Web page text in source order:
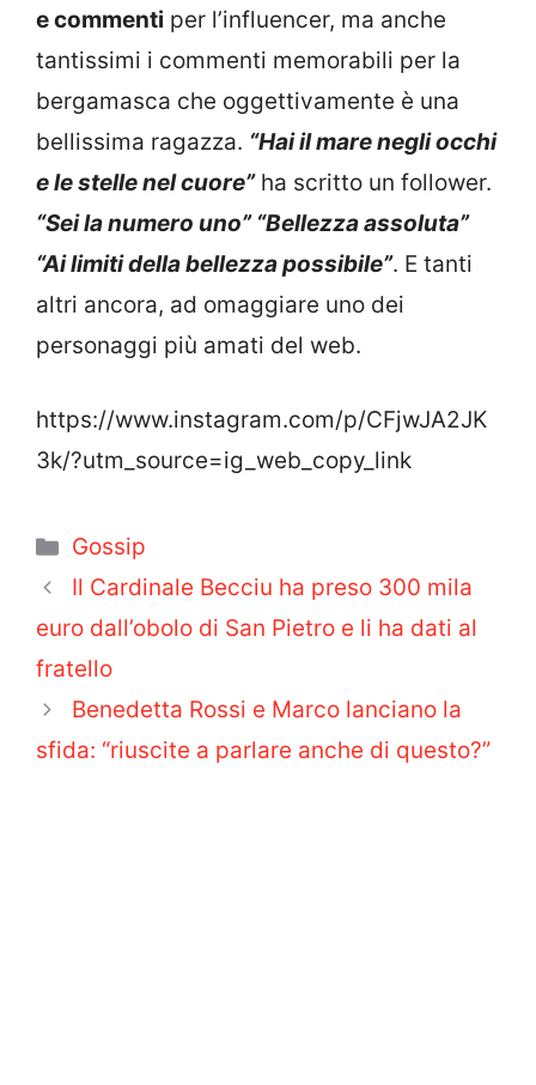
e commenti per l’influencer, ma anche
tantissimi i commenti memorabili per la
bergamasca che oggettivamente è una
bellissima ragazza. “Hai il mare negli occhi
e le stelle nel cuore”ha scritto un follower.
“Sei la numero uno” “Bellezza assoluta”
“Ai limiti della bellezza possibile”. E tanti
altri ancora, ad omaggiare uno dei
personaggi più amati del web.
https://www.instagram.com/p/CFjwJA2JK
3k/?utm_source=ig_web_copy_link
Categorie
Gossip
Il Cardinale Becciu ha preso 300 mila
euro dall’obolo di San Pietro e li ha dati al
fratello
Benedetta Rossi e Marco lanciano la
sfida: “riuscite a parlare anche di questo?”